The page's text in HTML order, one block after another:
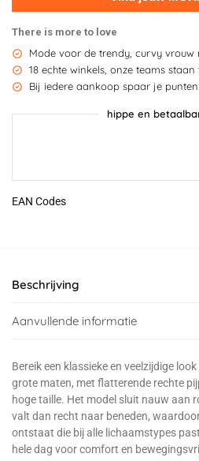
There is more to love
Mode voor de trendy, curvy vrouw
18 echte winkels, onze teams
Bij iedere aankoop spaar je
hippe en
EAN Codes
Beschrijving
Aanvullende informatie
Bereik een klassieke en veelzijdige
grote maten, met flatterende rechte
hoge taille. Het model sluit nauw aan
valt dan recht naar beneden,
ontstaat die bij alle lichaamstypes
hele dag voor comfort en